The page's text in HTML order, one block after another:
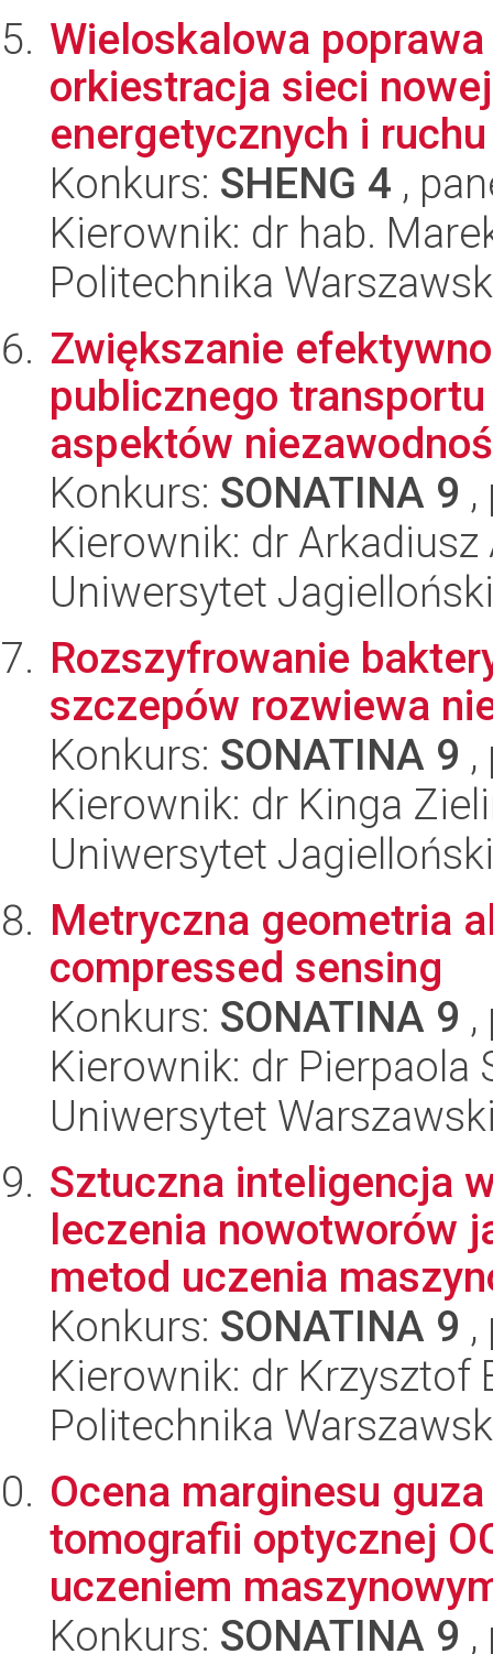
Wieloskalowa
orkiestracja sieci
energetycznych i
Konkurs: SHENG 4 ,
Kierownik: dr hab.
Politechnika
Zwiększanie
publicznego
aspektów
Konkurs: SONATINA 9
Kierownik: dr
Uniwersytet Jagielloński
Rozszyfrowanie
szczepów rozwiewa
Konkurs: SONATINA 9
Kierownik: dr Kinga
Uniwersytet Jagielloński
Metryczna geometria
compressed sensing
Konkurs: SONATINA 9
Kierownik: dr Pierpaola
Uniwersytet
Sztuczna inteligencja
leczenia nowotworów
metod uczenia
Konkurs: SONATINA 9
Kierownik: dr Krzysztof
Politechnika
Ocena marginesu
tomografii optycznej
uczeniem
Konkurs: SONATINA 9